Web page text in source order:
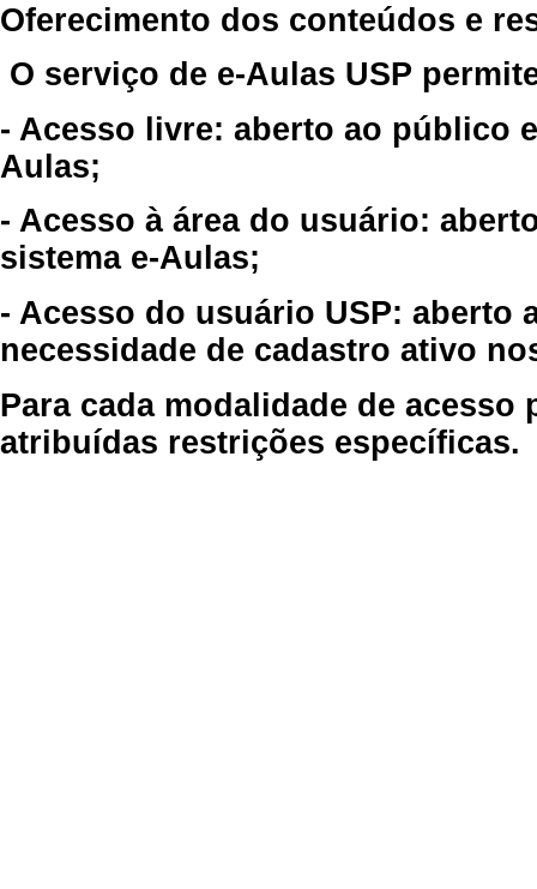
Oferecimento dos conteúdos e
O serviço de e-Aulas USP
- Acesso livre: aberto ao público
Aulas;
- Acesso à área do usuário:
sistema e-Aulas;
- Acesso do usuário USP: aberto
necessidade de cadastro ativo
Para cada modalidade de
atribuídas restrições específicas.